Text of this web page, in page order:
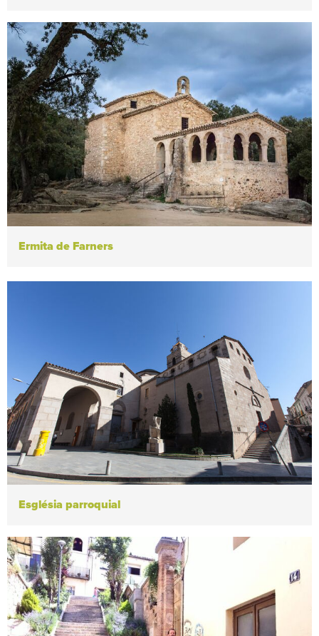
Ermita de Farners
Església parroquial